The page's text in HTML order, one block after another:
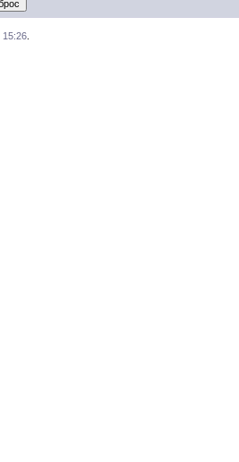
15:26.